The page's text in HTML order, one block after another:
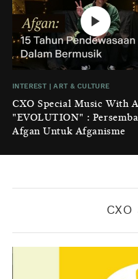
No
BY
INTEREST |ART & CULTURE
CXO Special Music With
"EVOLUTION" :
Afgan Untuk Afganisme
CXO